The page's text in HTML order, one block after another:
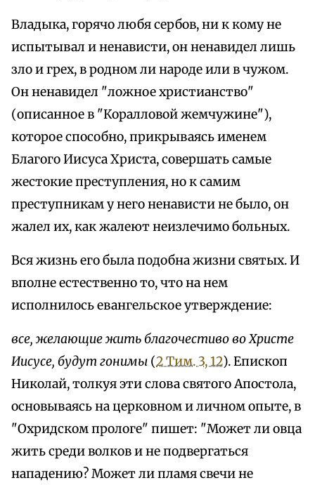
Владыка, горячо любя сербов, ни к кому не
испытывал и ненависти, он ненавидел лишь
зло и грех, в родном ли народе или в чужом.
Он ненавидел "ложное христианство"
(описанное в "Коралловой жемчужине"),
которое способно, прикрываясь именем
Благого Иисуса Христа, совершать самые
жестокие преступления, но к самим
преступникам у него ненависти не было, он
жалел их, как жалеют неизлечимо больных.
Вся жизнь его была подобна жизни святых. И
вполне естественно то, что на нем
исполнилось евангельское утверждение:
все, желающие жить благочестиво во Христе
Иисусе, будут гонимы (2 Тим. 3, 12). Епископ
Николай, толкуя эти слова святого Апостола,
основываясь на церковном и личном опыте, в
"Охридском прологе" пишет: "Может ли овца
жить среди волков и не подвергаться
нападению? Может ли пламя свечи не